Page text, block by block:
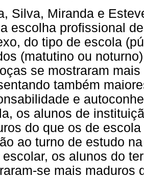
Silva, Miranda e
escolha profissional
do tipo de escola
(matutino ou
se mostraram
também
e
os alunos de
do que os de
ao turno de estudo
escolar, os alunos do
se mais maduros